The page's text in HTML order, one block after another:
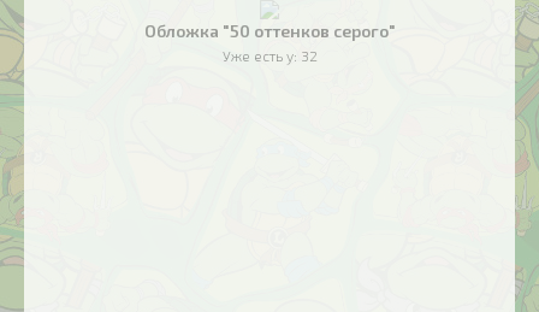
Обложка "50 оттенков серого"
Уже есть у: 32